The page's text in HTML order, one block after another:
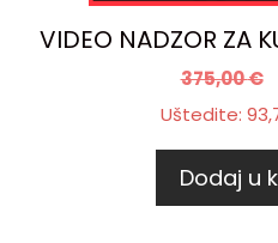
VIDEO NADZOR ZA
375,00€
Uštedite:
Dodaj u